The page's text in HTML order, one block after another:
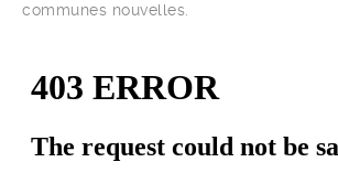
communes nouvelles.